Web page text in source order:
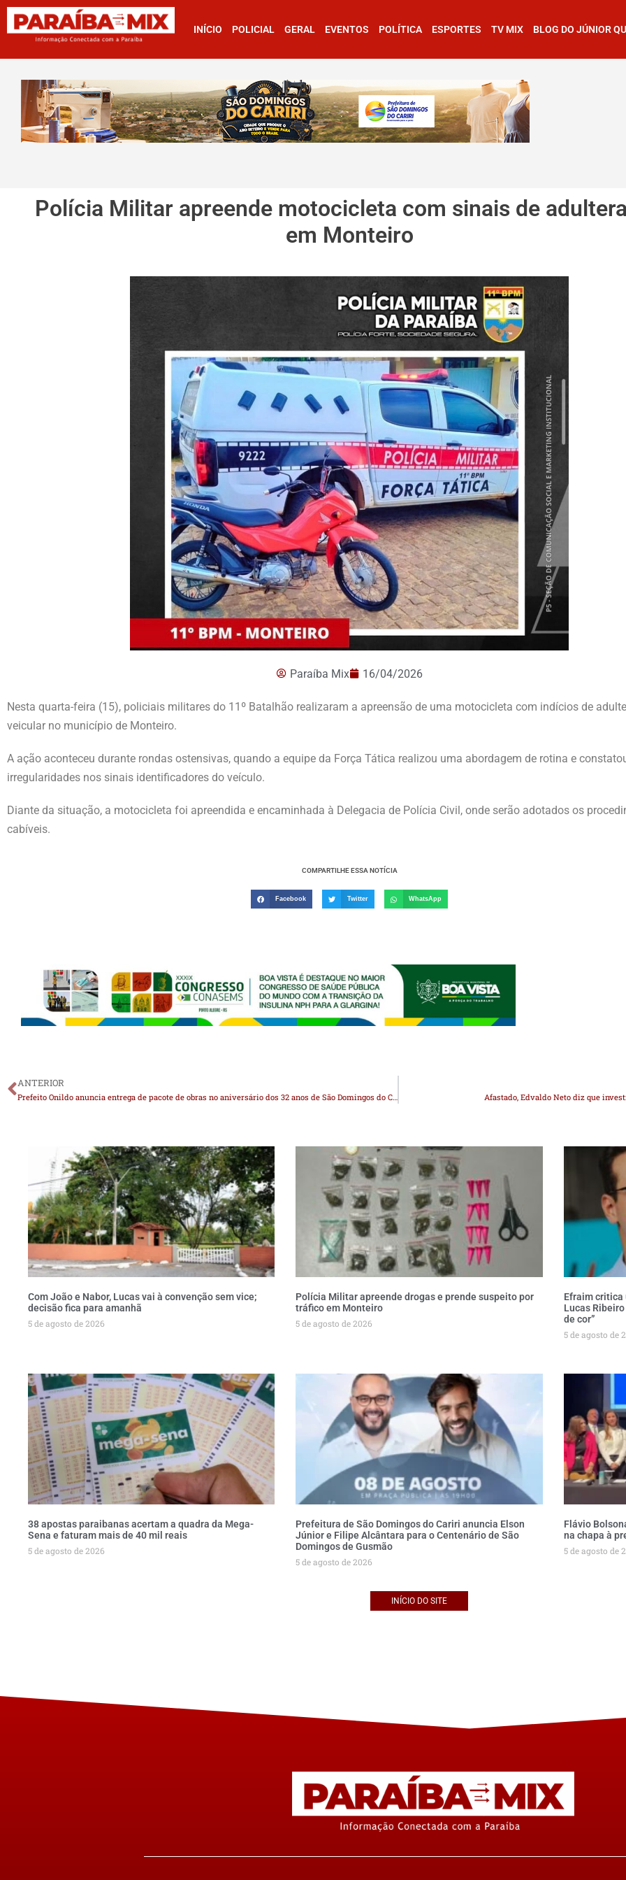
INÍCIO POLICIAL GERAL EVENTOS POLÍTICA ESPORTES TV MIX BLOG DO JÚNIOR
Polícia Militar apreende motocicleta com sinais de
em Monteiro
Paraíba Mix 16/04/2026
Nesta quarta-feira (15), policiais militares do 11º Batalhão realizaram a apreensão de uma motocicleta com indícios de
veicular no município de Monteiro.
A ação aconteceu durante rondas ostensivas, quando a equipe da Força Tática realizou uma abordagem de rotina e
irregularidades nos sinais identificadores do veículo.
Diante da situação, a motocicleta foi apreendida e encaminhada à Delegacia de Polícia Civil, onde serão adotados os
cabíveis.
COMPARTILHE ESSA NOTÍCIA
Facebook Twitter WhatsApp
ANTERIOR
Prefeito Onildo anuncia entrega de pacote de obras no aniversário dos 32 anos de São Domingos do Cariri Afastado, Edvaldo Neto diz que
Com João e Nabor, Lucas vai à convenção sem vice;
decisão fica para amanhã
5 de agosto de 2026
Polícia Militar apreende drogas e prende suspeito por
tráfico em Monteiro
5 de agosto de 2026
Efraim critica
Lucas
de cor”
5 de agosto de
38 apostas paraibanas acertam a quadra da Mega-
Sena e faturam mais de 40 mil reais
5 de agosto de 2026
Prefeitura de São Domingos do Cariri anuncia Elson
Júnior e Filipe Alcântara para o Centenário de São
Domingos de Gusmão
5 de agosto de 2026
Flávio
na chapa à
5 de agosto de
INÍCIO DO SITE